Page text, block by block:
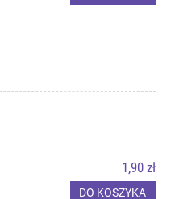
1,90 zł
DO KOSZYKA